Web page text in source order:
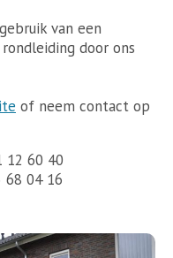
van een
door ons
of neem contact op
12 60 40
68 04 16